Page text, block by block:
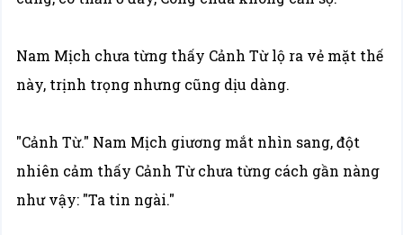
Nam Mịch chưa từng thấy Cảnh Từ lộ ra vẻ mặt thế
này, trịnh trọng nhưng cũng dịu dàng.
"Cảnh Từ." Nam Mịch giương mắt nhìn sang, đột
nhiên cảm thấy Cảnh Từ chưa từng cách gần nàng
như vậy: "Ta tin ngài."